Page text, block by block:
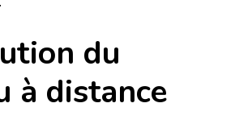
du
à distance